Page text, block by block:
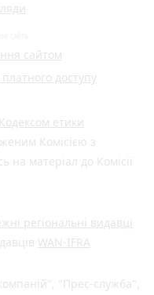
сайтом
доступу
етики
Комісією з
матеріал до Комісії
регіональні видавці
WAN-IFRA
"Прес-служба",